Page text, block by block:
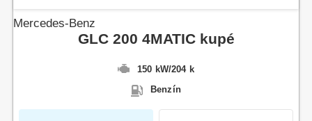
Mercedes-Benz
GLC 200 4MATIC kupé
150 kW/204 k
Benzín